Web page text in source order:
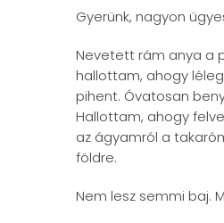
Gyerünk, nagyon
Nevetett rám anya a
hallottam, ahogy
pihent. Óvatosan
Hallottam, ahogy
az ágyamról a
földre.
Nem lesz semmi baj.